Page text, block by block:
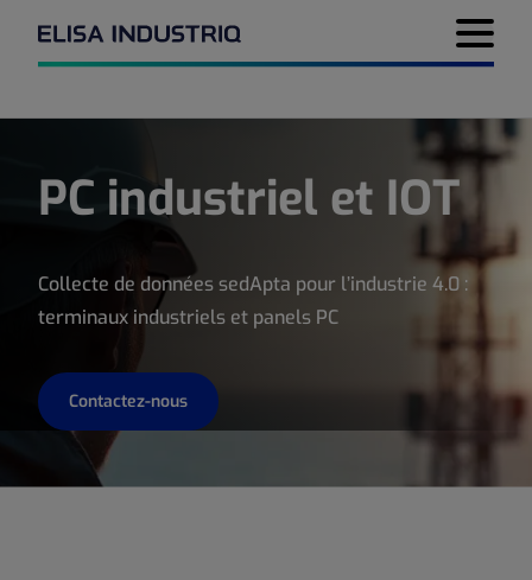
Menu
PC industriel et IOT
Collecte de données sedApta pour l’industrie 4.0 :
terminaux industriels et panels PC
Contactez-nous